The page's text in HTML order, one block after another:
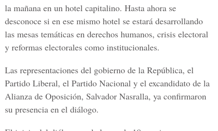
la mañana en un hotel capitalino. Hasta ahora se
desconoce si en ese mismo hotel se estará desarrollando
las mesas temáticas en derechos humanos, crisis electoral
y reformas electorales como institucionales.
Las representaciones del gobierno de la República, el
Partido Liberal, el Partido Nacional y el excandidato de la
Alianza de Oposición, Salvador Nasralla, ya confirmaron
su presencia en el diálogo.